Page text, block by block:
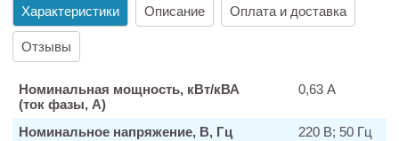
Характеристики Описание Оплата и доставка
Отзывы
Номинальная мощность, кВт/кВА
(ток фазы, А)
0,63 А
Номинальное напряжение, В, Гц
220 В; 50 Гц